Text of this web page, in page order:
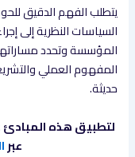
يتطلب الفهم الدقيق
السياسات النظرية إلى
المؤسسة وتحدد
المفهوم العملي
حديثة.
لتطبيق هذه المبادئ
عبر